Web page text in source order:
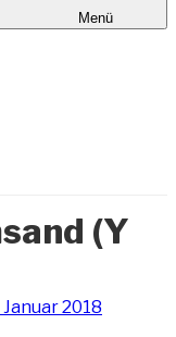
Menü
(Y
Januar 2018